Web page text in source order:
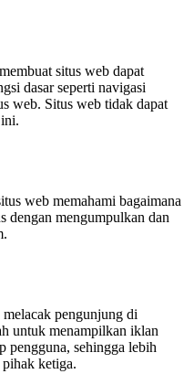
situs web dapat
dasar seperti navigasi
web. Situs web tidak dapat
web memahami bagaimana
dengan mengumpulkan dan
pengunjung di
untuk menampilkan iklan
pengguna, sehingga lebih
ketiga.